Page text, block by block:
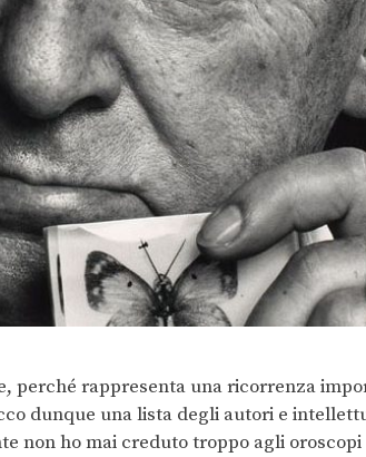
perché rappresenta una ricorrenza
dunque una lista degli autori e
non ho mai creduto troppo agli oroscopi